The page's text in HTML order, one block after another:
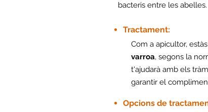
bacteris entre les abelles.​
Tractament:
Com a apicultor, estàs
varroa, segons la
t'ajudarà amb els
garantir el
Opcions de